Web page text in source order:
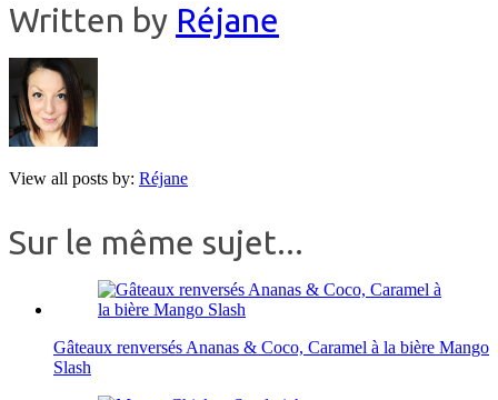
Written by Réjane
View all posts by: Réjane
Sur le même sujet...
Gâteaux renversés Ananas & Coco, Caramel à la bière Mango
Slash